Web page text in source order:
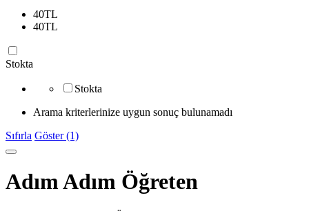
40TL
40TL
Stokta
Stokta
Arama kriterlerinize uygun sonuç bulunamadı
Sıfırla Göster (1)
Adım Adım Öğreten